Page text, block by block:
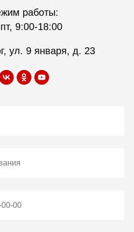
работы:
9:00-18:00
ул. 9 января, д. 23